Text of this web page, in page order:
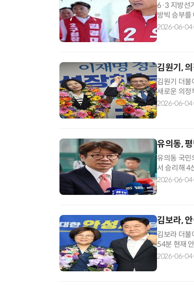
6·3 지방선
방빅 승부를
95.83% 현
2026-06-04
김원기,
김원기 더불
새로운 의정
택해준 시민
2026-06-04
유의동,
유의동 국민
서 승리해 4
이번 당선으
2026-06-04
김보라,
김보라 더불
54분 현재
표했다. 김
2026-06-04